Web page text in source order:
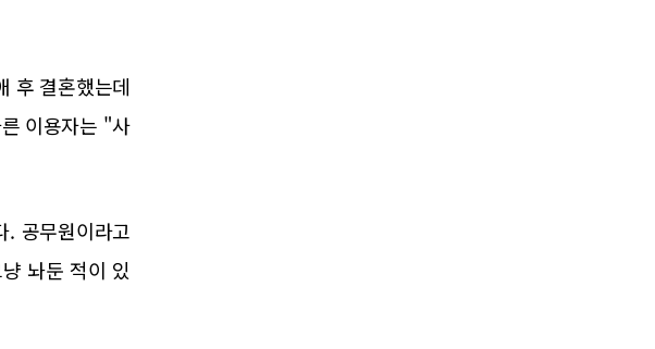
후 결혼했는데
이용자는 "사
. 공무원이라고
놔둔 적이 있